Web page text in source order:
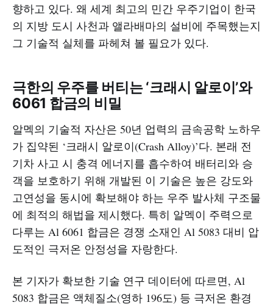
향하고 있다. 왜 세계 최고의 민간 우주기업이 한국
의 지방 도시 사천과 앨라배마의 설비에 주목했는지
그 기술적 실체를 파헤쳐 볼 필요가 있다.
극한의 우주를 버티는 ‘크래시 알로이’와
6061 합금의 비밀
알멕의 기술적 자산은 50년 업력의 금속공학 노하우
가 집약된 ‘크래시 알로이(Crash Alloy)’다. 본래 전
기차 사고 시 충격 에너지를 흡수하여 배터리와 승
객을 보호하기 위해 개발된 이 기술은 높은 강도와
고연성을 동시에 확보해야 하는 우주 발사체 구조물
에 최적의 해법을 제시했다. 특히 알멕이 주력으로
다루는 Al 6061 합금은 경쟁 소재인 Al 5083 대비 압
도적인 극저온 안정성을 자랑한다.
본 기자가 확보한 기술 연구 데이터에 따르면, Al
5083 합금은 액체질소(영하 196도) 등 극저온 환경